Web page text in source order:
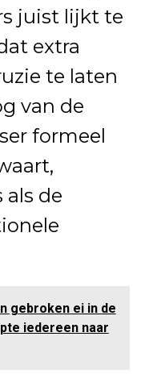
juist lijkt te
extra
te laten
van de
formeel
de
gebroken ei in de
iedereen naar